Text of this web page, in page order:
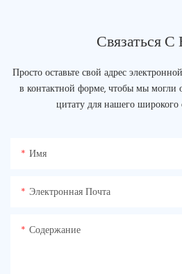
Связаться
Просто оставьте свой адрес
в контактной форме, чтобы мы могли
цитату для нашего широкого
Имя
Электронная Почта
Содержание